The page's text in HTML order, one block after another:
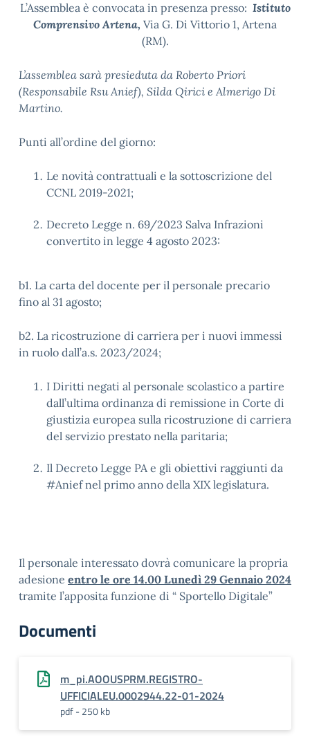
L’Assemblea è convocata in presenza presso: Istituto
Comprensivo Artena, Via G. Di Vittorio 1, Artena
(RM).
L’assemblea sarà presieduta da Roberto Priori
(Responsabile Rsu Anief), Silda Qirici e Almerigo Di
Martino.
Punti all’ordine del giorno:
Le novità contrattuali e la sottoscrizione del
CCNL 2019-2021;
Decreto Legge n. 69/2023 Salva Infrazioni
convertito in legge 4 agosto 2023:
b1. La carta del docente per il personale precario
fino al 31 agosto;
b2. La ricostruzione di carriera per i nuovi immessi
in ruolo dall’a.s. 2023/2024;
I Diritti negati al personale scolastico a partire
dall’ultima ordinanza di remissione in Corte di
giustizia europea sulla ricostruzione di carriera
del servizio prestato nella paritaria;
Il Decreto Legge PA e gli obiettivi raggiunti da
#Anief nel primo anno della XIX legislatura.
Il personale interessato dovrà comunicare la propria
adesione entro le ore 14.00 Lunedì 29 Gennaio 2024
tramite l’apposita funzione di “ Sportello Digitale”
Documenti
m_pi.AOOUSPRM.REGISTRO-
UFFICIALEU.0002944.22-01-2024
pdf - 250 kb